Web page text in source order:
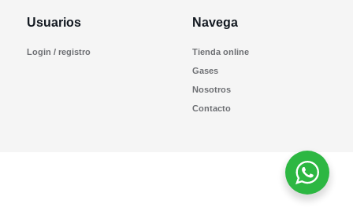
Usuarios
Login / registro
Navega
Tienda online
Gases
Nosotros
Contacto